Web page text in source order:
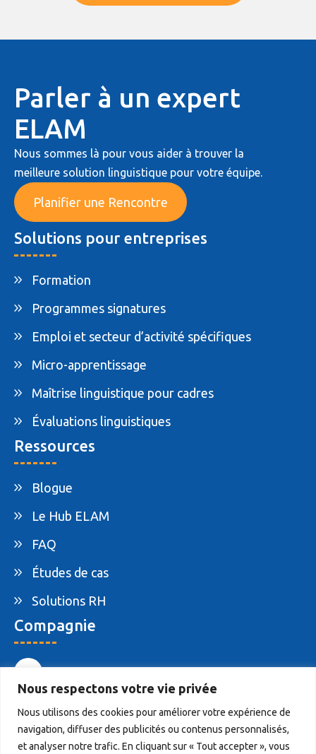
Nous respectons votre vie privée
Nous utilisons des cookies pour améliorer votre expérience de
navigation, diffuser des publicités ou contenus personnalisés,
et analyser notre trafic. En cliquant sur « Tout accepter », vous
Parler à un expert
ELAM
Nous sommes là pour vous aider à trouver la
meilleure solution linguistique pour votre équipe.
Planifier une Rencontre
Solutions pour entreprises
Formation
Programmes signatures
Emploi et secteur d’activité spécifiques
Micro-apprentissage
Maîtrise linguistique pour cadres
Évaluations linguistiques
Ressources
Blogue
Le Hub ELAM
FAQ
Études de cas
Solutions RH
Compagnie
1-877-395-ELAM
info@elam.ca
4020 St-Ambroise, Suite 495, Montreal, QC,